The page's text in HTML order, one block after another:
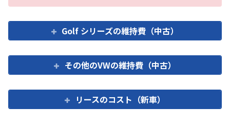
Golf シリーズの維持費（中古）
その他のVWの維持費（中古）
リースのコスト（新車）